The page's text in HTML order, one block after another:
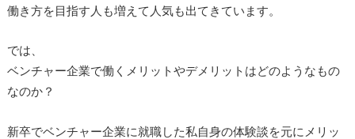
働き方を目指す人も増えて人気も出てきています。
では、
ベンチャー企業で働くメリットやデメリットはどのようなもの
なのか？
新卒でベンチャー企業に就職した私自身の体験談を元にメリッ